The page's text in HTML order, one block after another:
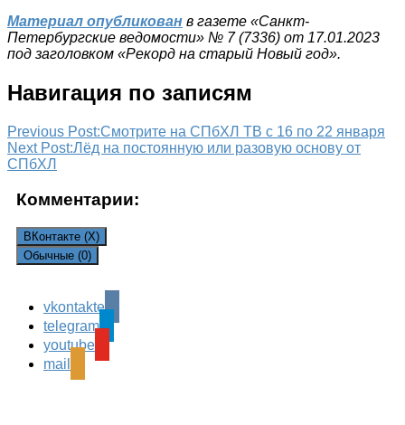
Материал опубликован в газете «Санкт-
Петербургские ведомости» № 7 (7336) от 17.01.2023
под заголовком «Рекорд на старый Новый год».
Навигация по записям
Previous Post:Смотрите на СПбХЛ ТВ с 16 по 22 января
Next Post:Лёд на постоянную или разовую основу от
СПбХЛ
Комментарии:
ВКонтакте (X)
Обычные (0)
Leave a Reply
Ваш адрес email не будет опубликован.
поля помечены
vkontakte
telegram
youtube
mail